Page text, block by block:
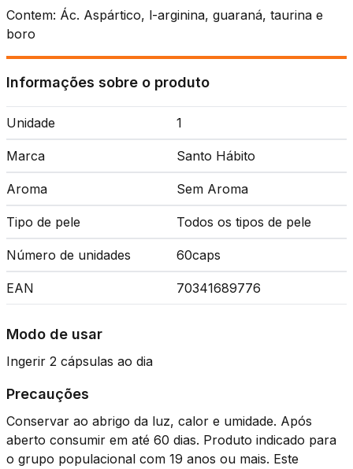
Contem: Ác. Aspártico, l-arginina, guaraná, taurina e
boro
Informações sobre o produto
Unidade 1
Marca Santo Hábito
Aroma Sem Aroma
Tipo de pele Todos os tipos de pele
Número de unidades 60caps
EAN 70341689776
Modo de usar
Ingerir 2 cápsulas ao dia
Precauções
Conservar ao abrigo da luz, calor e umidade. Após
aberto consumir em até 60 dias. Produto indicado para
o grupo populacional com 19 anos ou mais. Este